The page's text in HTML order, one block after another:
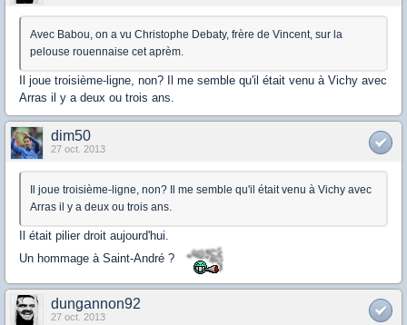
Avec Babou, on a vu Christophe Debaty, frère de Vincent, sur la
pelouse rouennaise cet aprèm.
Il joue troisième-ligne, non? Il me semble qu'il était venu à Vichy avec
Arras il y a deux ou trois ans.
dim50
27 oct. 2013
Il joue troisième-ligne, non? Il me semble qu'il était venu à Vichy avec
Arras il y a deux ou trois ans.
Il était pilier droit aujourd'hui.
Un hommage à Saint-André ?
dungannon92
27 oct. 2013